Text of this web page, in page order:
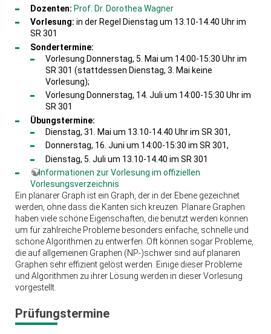
Dozenten: Prof. Dr. Dorothea Wagner
Vorlesung: in der Regel Dienstag um 13.10-14.40 Uhr im
SR 301
Sondertermine:
Vorlesung Donnerstag, 5. Mai um 14:00-15:30 Uhr im
SR 301 (stattdessen Dienstag, 3. Mai keine
Vorlesung);
Vorlesung Donnerstag, 14. Juli um 14:00-15:30 Uhr im
SR 301
Übungstermine:
Dienstag, 31. Mai um 13.10-14.40 Uhr im SR 301,
Donnerstag, 16. Juni um 14:00-15:30 im SR 301,
Dienstag, 5. Juli um 13.10-14.40 im SR 301
Informationen zur Vorlesung im offiziellen
Vorlesungsverzeichnis
Ein planarer Graph ist ein Graph, der in der Ebene gezeichnet
werden, ohne dass die Kanten sich kreuzen. Planare Graphen
haben viele schöne Eigenschaften, die benutzt werden können
um für zahlreiche Probleme besonders einfache, schnelle und
schöne Algorithmen zu entwerfen. Oft können sogar Probleme,
die auf allgemeinen Graphen (NP-)schwer sind auf planaren
Graphen sehr effizient gelöst werden. Einige dieser Probleme
und Algorithmen zu ihrer Lösung werden in dieser Vorlesung
vorgestellt.
Prüfungstermine